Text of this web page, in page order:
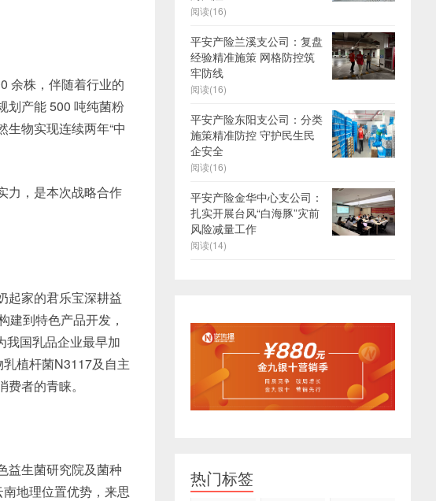
余株，伴随着行业的
划产能 500 吨纯菌粉
物实现连续两年“中
力，是本次战略合作
起家的君乐宝深耕益
建到特色产品开发，
我国乳品企业最早加
植杆菌N3117及自主
者的青睐。
益生菌研究院及菌种
地理位置优势，来思
阅读(16)
平安产险兰溪支公司：复盘
经验精准施策 网格防控筑
牢防线
阅读(16)
平安产险东阳支公司：分类
施策精准防控 守护民生民
企安全
阅读(16)
平安产险金华中心支公司：
扎实开展台风“白海豚”灾前
风险减量工作
阅读(14)
热门标签